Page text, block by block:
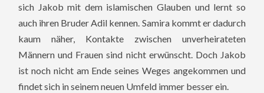
sich Jakob mit dem islamischen Glauben und lernt so
auch ihren Bruder Adil kennen. Samira kommt er dadurch
kaum näher, Kontakte zwischen unverheirateten
Männern und Frauen sind nicht erwünscht. Doch Jakob
ist noch nicht am Ende seines Weges angekommen und
findet sich in seinem neuen Umfeld immer besser ein.